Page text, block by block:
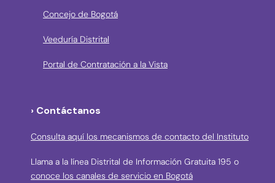
Concejo de Bogotá
Veeduría Distrital
Portal de Contratación a la Vista
› Contáctanos
Consulta aquí los mecanismos de contacto del Instituto
Llama a la línea Distrital de Información Gratuita 195 o
conoce los canales de servicio en Bogotá